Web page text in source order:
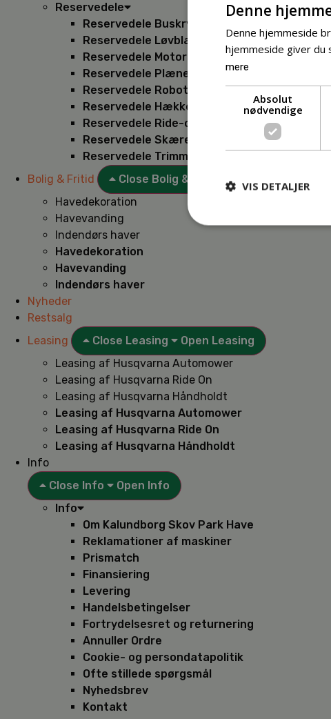
Reservedele
Reservedele Buskryddere
Reservedele Løvblæsere
Reservedele Motorsave
Reservedele Plæneklippere
Reservedele Robotplæneklippere
Reservedele Hækkeklippere
Reservedele Ride-on
Reservedele Skæremaskiner
Reservedele Trimmere
Bolig & Fritid
Close Bolig & Fritid
Havedekoration
Havevanding
Indendørs haver
Havedekoration
Havevanding
Indendørs haver
Nyheder
Restsalg
Leasing
Close Leasing
Open Leasing
Leasing af Husqvarna Automower
Leasing af Husqvarna Ride On
Leasing af Husqvarna Håndholdt
Leasing af Husqvarna Automower
Leasing af Husqvarna Ride On
Leasing af Husqvarna Håndholdt
Info
Close Info
Open Info
Info
Om Kalundborg Skov Park Have
Reklamationer af maskiner
Prismatch
Finansiering
Levering
Handelsbetingelser
Fortrydelsesret og returnering
Annuller Ordre
Cookie- og persondatapolitik
Ofte stillede spørgsmål
Nyhedsbrev
Kontakt
Denne
Denne hjemmeside
hjemmeside giver du
mere
Absolut
nødvendige
VIS DETALJER